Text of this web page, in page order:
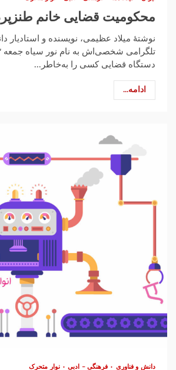
محکومیت قضایی خانم
نوشتهٔ میلاد عظیمی، نویسنده و استادیار
دستگاه قضایی کسی را به‌خاطر...
ادامه...
دانش و فناوری فرهنگی – ادبی نوار متحرک